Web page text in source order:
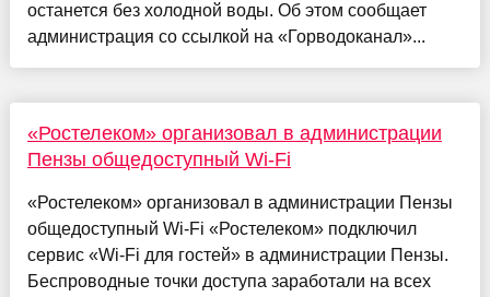
останется без холодной воды. Об этом сообщает
администрация со ссылкой на «Горводоканал»...
«Ростелеком» организовал в администрации
Пензы общедоступный Wi-Fi
«Ростелеком» организовал в администрации Пензы
общедоступный Wi-Fi «Ростелеком» подключил
сервис «Wi-Fi для гостей» в администрации Пензы.
Беспроводные точки доступа заработали на всех